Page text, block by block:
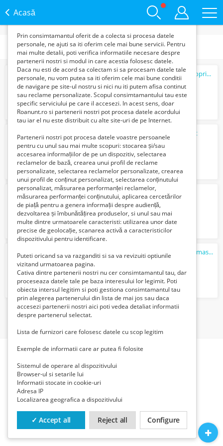
Acasă
Categorii
GM1731Casă de vânzare în Ogrezeni – Proprietate premium, mobilată
280000 Euro €
Reparatii centrale termice-aer conditionat
Gratuit
PELETI DE VANZARE
28 Lei
Masina profesionala de lipit saci peleti cu masa si actionare la pedala
650 Lei
functie de interesele si nevoile tale. De asemenea, aceste
date sunt folosite pentru analizarea traffic-ului pe site-ul
Prin consimtamantul oferit de a colecta si procesa datele
personale, ne ajuti sa iti oferim cele mai bune servicii. Pentru
mai multe detalii, poti verifica informatiile necesare despre
partenerii nostri si modul in care acestia folosesc datele.
Daca nu esti de acord sa colectam si sa procesam datele tale
personale, nu vom putea sa iti oferim cele mai bune conditii
de navigare pe site-ul nostru si nici nu iti putem afisa continut
sau reclame personalizate. Scopul consimtamantului tau este
specific serviciului pe care il accesezi. In acest sens, doar
Roanunt.ro si partenerii nostri pot procesa datele acordului
tau iar el nu este distribuit cu alte site-uri de pe Internet.
Partenerii nostri pot procesa datele voastre persoanele
pentru cu unul sau mai multe scopuri: stocarea și/sau
accesarea informațiilor de pe un dispozitiv, selectarea
reclamelor de bază, crearea unui profil de reclame
personalizate, selectarea reclamelor personalizate, crearea
unui profil de conținut personalizat, selectarea conținutului
personalizat, măsurarea performanței reclamelor,
măsurarea performanței conținutului, aplicarea cercetărilor
de piață pentru a genera informații despre audiență,
dezvoltarea și îmbunătățirea produselor, si unul sau mai
multe dintre urmatoarele caracteristi: utilizarea unor date
precise de geolocație, scanarea activă a caracteristicilor
dispozitivului pentru identificare.
Puteti oricand sa va razganditi si sa va revizuiti optiunile
vizitand urmatoarea pagina.
Cativa dintre partenerii nostri nu cer consimtamantul tau, dar
proceseaza datele tale pe baza interesului lor legimit. Poti
obiecta intersul legitim si poti gestiona consimtamantul tau
prin alegerea partenerului din lista de mai jos sau daca
accesezi partenerii nostri aici poti vedea detaliat informatii
despre partenerul selectat.
Lista de furnizori care folosesc datele cu scop legitim
Exemple de informatii care ar putea fi folosite
Sistemul de operare al dispozitivului
Browser-ul si setarile lui
Informatii stocate in cookie-uri
Adresa IP
Localizarea geografica a dispozitivului
✓ Accept all Reject all Configure